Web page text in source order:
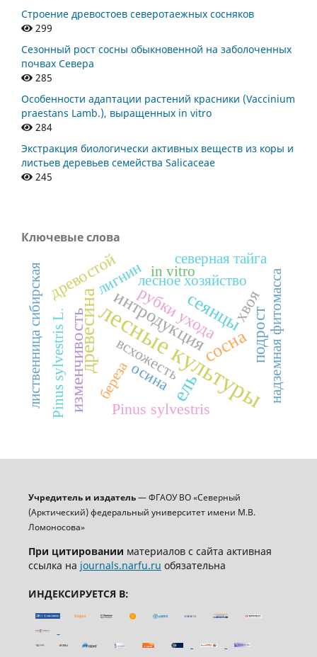
Строение древостоев северотаежных сосняков
299
Сезонный рост сосны обыкновенной на заболоченных
почвах Севера
285
Особенности адаптации растений красники (Vaccinium
praestans Lamb.), выращенных in vitro
284
Экстракция биологически активных веществ из коры и
листьев деревьев семейства Salicaceae
245
Ключевые слова
лесные культуры
древесина
ель
интродукциясеянцы
сосна
изменчивость
древостой
рубки ухода хвоя
подрост
осина
Pinus sylvestris
всхожесть
лигнин
Pinus sylvestris L.
лесное хозяйство
in vitro
береза надземная фитомасса
лиственница сибирская
северная тайга
Учредитель и издатель— ФГАОУ ВО «Северный
(Арктический) федеральный университет имени М.В.
Ломоносова»
При цитировании материалов с сайта активная
ссылка на journals.narfu.ru обязательна
ИНДЕКСИРУЕТСЯ В: